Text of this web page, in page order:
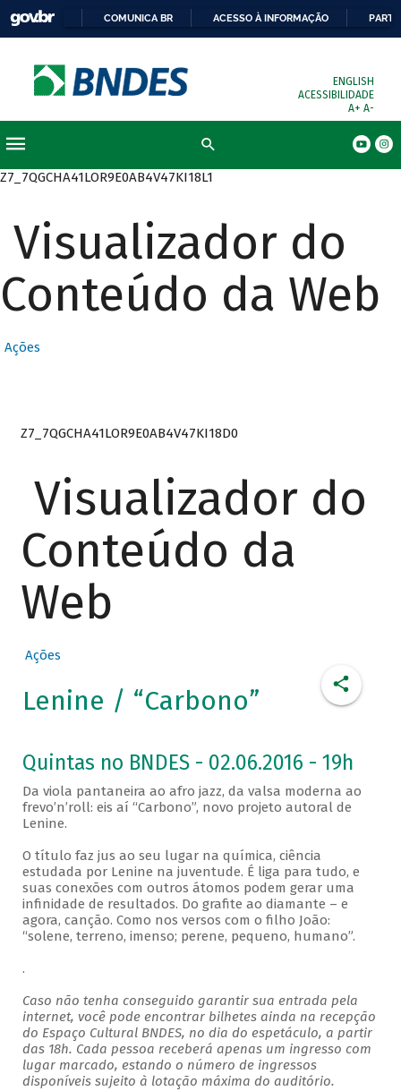
COMUNICA BR ACESSO À INFORMAÇÃO
ENGLISH
ACESSIBILIDADE
A+ A-
Z7_7QGCHA41LOR9E0AB4V47KI18L1
Visualizador do
Conteúdo da Web
Ações
Z7_7QGCHA41LOR9E0AB4V47KI18D0
Visualizador do
Conteúdo da
Web
Ações
Lenine / “Carbono”
Quintas no BNDES - 02.06.2016 - 19h
Da viola pantaneira ao afro jazz, da valsa moderna ao
frevo’n’roll: eis aí “Carbono”, novo projeto autoral de
Lenine.
O título faz jus ao seu lugar na química, ciência
estudada por Lenine na juventude. É liga para tudo, e
suas conexões com outros átomos podem gerar uma
infinidade de resultados. Do grafite ao diamante – e
agora, canção. Como nos versos com o filho João:
“solene, terreno, imenso; perene, pequeno, humano”.
.
Caso não tenha conseguido garantir sua entrada pela
internet, você pode encontrar bilhetes ainda na recepção
do Espaço Cultural BNDES, no dia do espetáculo, a partir
das 18h. Cada pessoa receberá apenas um ingresso com
lugar marcado, estando o número de ingressos
disponíveis sujeito à lotação máxima do auditório.